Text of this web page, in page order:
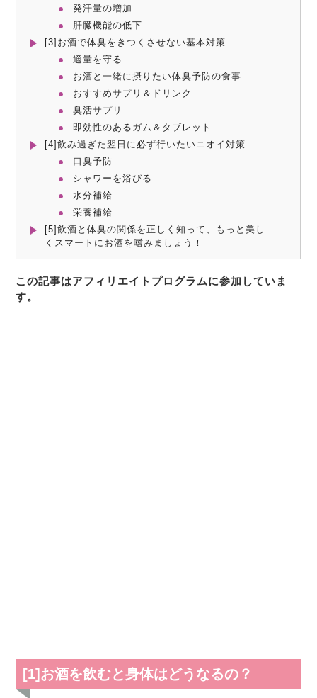
発汗量の増加
肝臓機能の低下
[3]お酒で体臭をきつくさせない基本対策
適量を守る
お酒と一緒に摂りたい体臭予防の食事
おすすめサプリ＆ドリンク
臭活サプリ
即効性のあるガム＆タブレット
[4]飲み過ぎた翌日に必ず行いたいニオイ対策
口臭予防
シャワーを浴びる
水分補給
栄養補給
[5]飲酒と体臭の関係を正しく知って、もっと美し
くスマートにお酒を嗜みましょう！
この記事はアフィリエイトプログラムに参加していま
す。
[1]お酒を飲むと身体はどうなるの？